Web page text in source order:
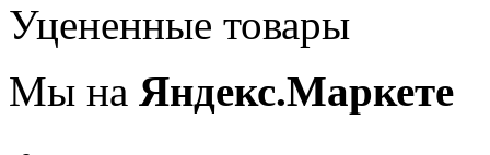
Уцененные товары
Мы на Яндекс.Маркете